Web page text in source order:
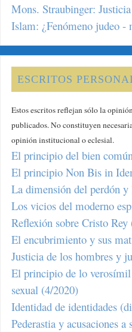
Mons. Straubinger:
Islam: ¿Fenómeno judeo -
ESCRITOS
Estos escritos reflejan sólo la
publicados. No constituyen
opinión institucional o eclesial.
El principio del bien
El principio Non Bis in
La dimensión del perdón
Los vicios del moderno
Reflexión sobre Cristo Rey
El encubrimiento y sus
Justicia de los hombres y
El principio de lo verosímil
sexual (4/2020)
Identidad de identidades
Pederastia y acusaciones a